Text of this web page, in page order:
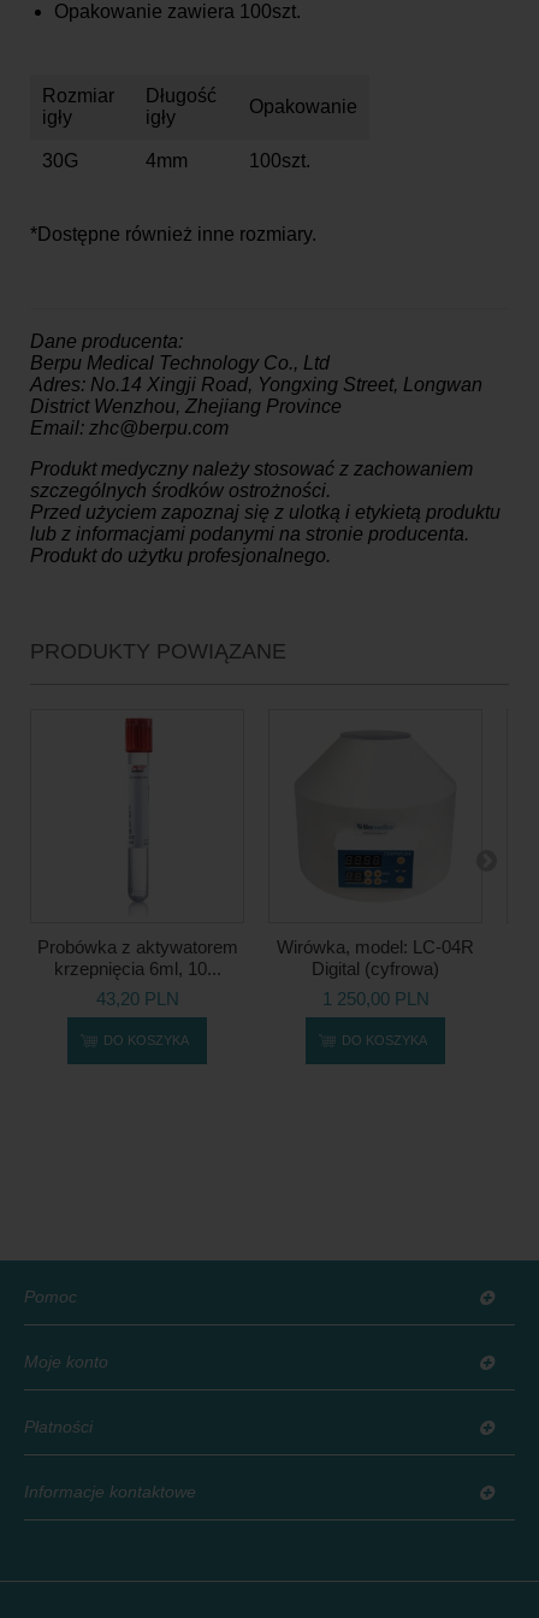
Opakowanie zawiera 100szt.
Rozmiar
igły
Długość
igły
Opakowanie
30G 4mm 100szt.
*Dostępne również inne rozmiary.
Dane producenta:
Berpu Medical Technology Co., Ltd
Adres: No.14 Xingji Road, Yongxing Street, Longwan
District Wenzhou, Zhejiang Province
Email: zhc@berpu.com
Produkt medyczny należy stosować z zachowaniem
szczególnych środków ostrożności.
Przed użyciem zapoznaj się z ulotką i etykietą produktu
lub z informacjami podanymi na stronie producenta.
Produkt do użytku profesjonalnego.
PRODUKTY POWIĄZANE
Probówka z aktywatorem
krzepnięcia 6ml, 10...
43,20 PLN
DO KOSZYKA
Wirówka, model: LC-04R
Digital (cyfrowa)
1 250,00 PLN
DO KOSZYKA
Pomoc
Moje konto
Płatności
Informacje kontaktowe